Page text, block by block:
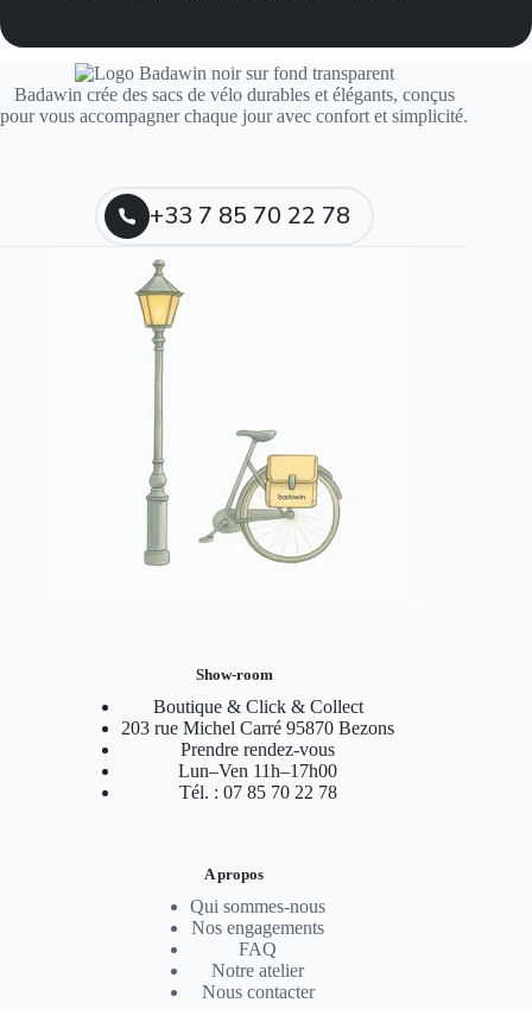
Badawin crée des sacs de vélo durables et élégants, conçus
pour vous accompagner chaque jour avec confort et simplicité.
+33 7 85 70 22 78
Show-room
Boutique & Click & Collect
203 rue Michel Carré 95870 Bezons
Prendre rendez-vous
Lun–Ven 11h–17h00
Tél. : 07 85 70 22 78
A propos
Qui sommes-nous
Nos engagements
FAQ
Notre atelier
Nous contacter